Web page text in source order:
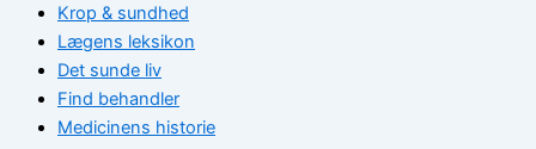
Krop & sundhed
Lægens leksikon
Det sunde liv
Find behandler
Medicinens historie